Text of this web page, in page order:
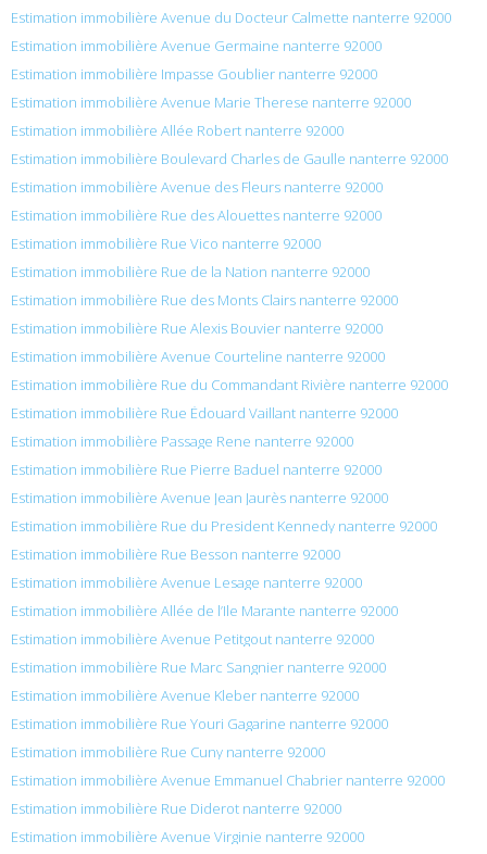
Estimation immobilière Avenue du Docteur Calmette nanterre 92000
Estimation immobilière Avenue Germaine nanterre 92000
Estimation immobilière Impasse Goublier nanterre 92000
Estimation immobilière Avenue Marie Therese nanterre 92000
Estimation immobilière Allée Robert nanterre 92000
Estimation immobilière Boulevard Charles de Gaulle nanterre 92000
Estimation immobilière Avenue des Fleurs nanterre 92000
Estimation immobilière Rue des Alouettes nanterre 92000
Estimation immobilière Rue Vico nanterre 92000
Estimation immobilière Rue de la Nation nanterre 92000
Estimation immobilière Rue des Monts Clairs nanterre 92000
Estimation immobilière Rue Alexis Bouvier nanterre 92000
Estimation immobilière Avenue Courteline nanterre 92000
Estimation immobilière Rue du Commandant Rivière nanterre 92000
Estimation immobilière Rue Édouard Vaillant nanterre 92000
Estimation immobilière Passage Rene nanterre 92000
Estimation immobilière Rue Pierre Baduel nanterre 92000
Estimation immobilière Avenue Jean Jaurès nanterre 92000
Estimation immobilière Rue du President Kennedy nanterre 92000
Estimation immobilière Rue Besson nanterre 92000
Estimation immobilière Avenue Lesage nanterre 92000
Estimation immobilière Allée de l’Ile Marante nanterre 92000
Estimation immobilière Avenue Petitgout nanterre 92000
Estimation immobilière Rue Marc Sangnier nanterre 92000
Estimation immobilière Avenue Kleber nanterre 92000
Estimation immobilière Rue Youri Gagarine nanterre 92000
Estimation immobilière Rue Cuny nanterre 92000
Estimation immobilière Avenue Emmanuel Chabrier nanterre 92000
Estimation immobilière Rue Diderot nanterre 92000
Estimation immobilière Avenue Virginie nanterre 92000